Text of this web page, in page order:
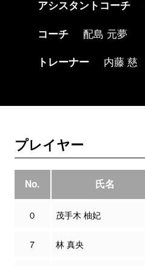
アシスタントコーチ
コーチ
配島 元夢
トレーナー
内藤 慈
プレイヤー
No. 氏名
０ 茂手木 柚妃
7 林 真央